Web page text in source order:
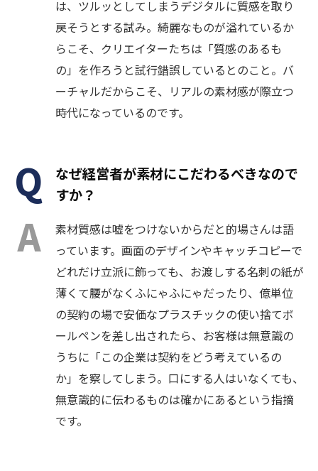
は、ツルッとしてしまうデジタルに質感を取り
戻そうとする試み。綺麗なものが溢れているか
らこそ、クリエイターたちは「質感のあるも
の」を作ろうと試行錯誤しているとのこと。バ
ーチャルだからこそ、リアルの素材感が際立つ
時代になっているのです。
なぜ経営者が素材にこだわるべきなので
すか？
素材質感は嘘をつけないからだと的場さんは語
っています。画面のデザインやキャッチコピーで
どれだけ立派に飾っても、お渡しする名刺の紙が
薄くて腰がなくふにゃふにゃだったり、億単位
の契約の場で安価なプラスチックの使い捨てボ
ールペンを差し出されたら、お客様は無意識の
うちに「この企業は契約をどう考えているの
か」を察してしまう。口にする人はいなくても、
無意識的に伝わるものは確かにあるという指摘
です。